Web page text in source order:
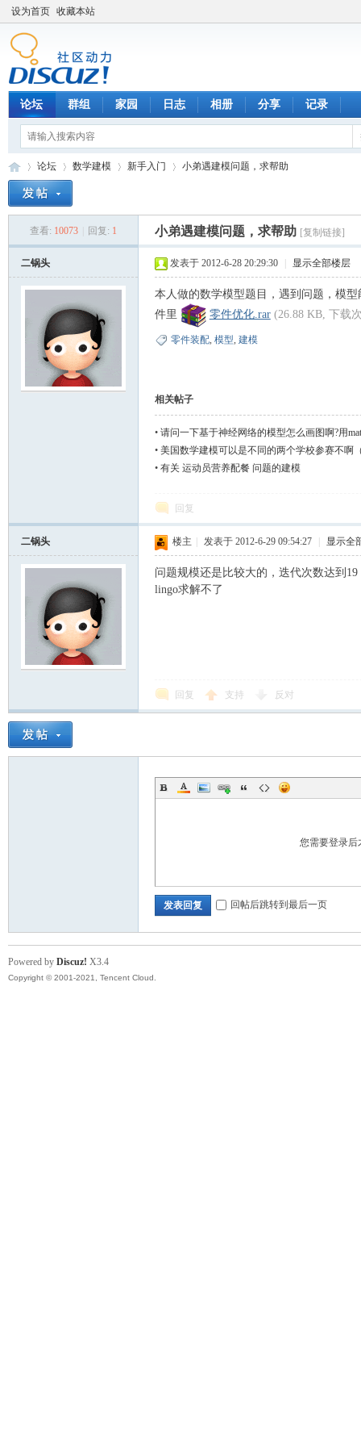
设为首页 收藏本站
论坛 群组 家园 日志 相册 分享 记录
论
坛
论坛
›
数学建模
›
新手入门
›
小弟遇建模问题，求帮助
查看: 10073 回复: 1 小弟遇建模问题，求帮助 [复制链接]
二锅头 发表于 2012-6-28 20:29:30 显示全部楼层
本人做的数学模型题目，遇到问题，模
件里
零件优化.rar (26.88 KB, 下载
零件装配, 模型, 建模
相关帖子
• 请问一下基于神经网络的模型怎么画图啊?用
• 美国数学建模可以是不同的两个学校参赛不啊
• 有关 运动员营养配餐 问题的建模
回复
二锅头 楼主 发表于 2012-6-29 09:54:27 显示全
问题规模还是比较大的，迭代次数达到
lingo求解不了
回复 支持 反对
您需要登录
发表回复 回帖后跳转到最后一页
Powered by Discuz! X3.4
Copyright © 2001-2021, Tencent Cloud.